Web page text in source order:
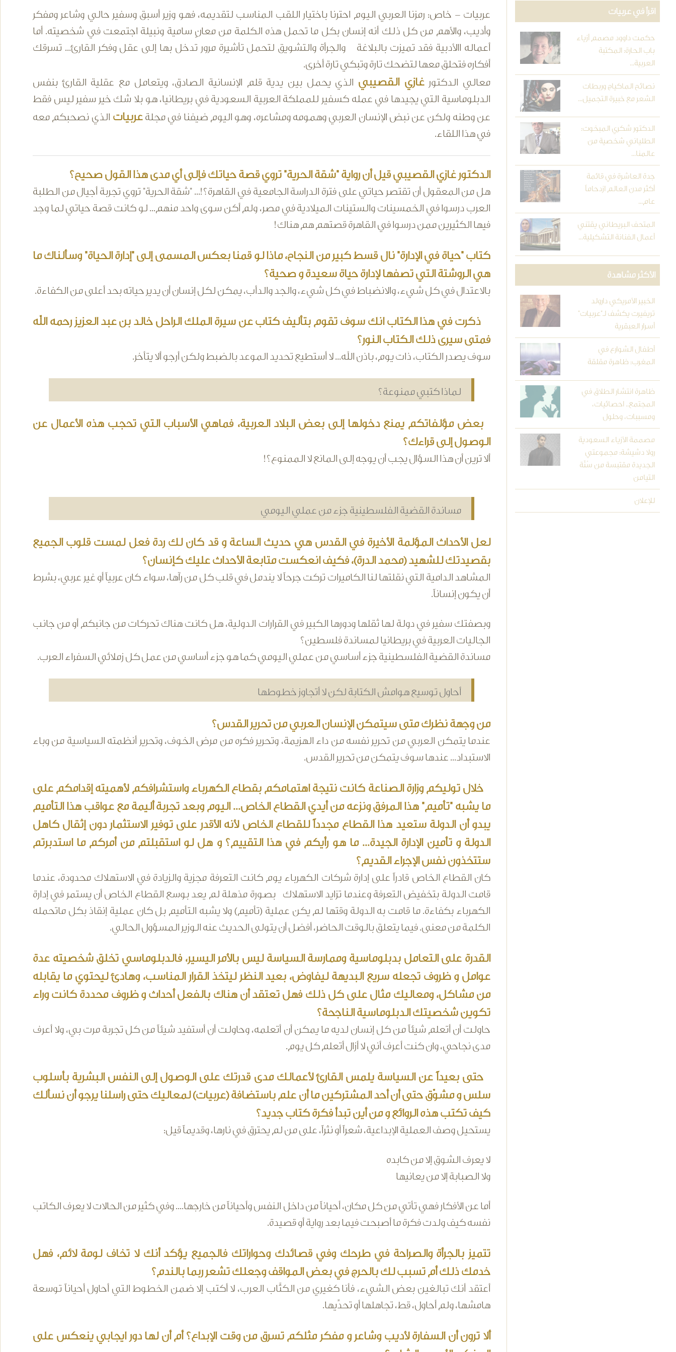
عربيات - خاص: رمزنا العربي اليوم احترنا باختيار اللقب المناسب لتقديمه، فهو وزير أسبق وسفير حالي وشاعر ومفكر
وأديب، والأهم من كل ذلك أنه إنسان بكل ما تحمل هذه الكلمة من معانٍ سامية ونبيلة اجتمعت في شخصيته. أما
أعماله االأدبية فقد تميزت بالبلاغة والجرأة والتشويق لتحمل تأشيرة مرور تدخل بها إلى عقل وفكر القارئ... تسرقك
أفكاره فتحلق معها لتضحك تارة وتبكي تارة أخرى.
معالي الدكتورغازي القصيبي الذي يحمل بين يدية قلم الإنسانية الصادق، ويتعامل مع عقلية القارئ بنفس
الدبلوماسية التي يجيدها في عمله كسفير للمملكة العربية السعودية في بريطانيا، هو بلا شك خير سفير ليس فقط
عن وطنه ولكن عن نبض الإنسان العربي وهمومه ومشاعره، وهو اليوم ضيفنا في مجلةعربيات الذي نصحبكم معه
في هذا اللقاء.
الدكتور غازي القصيبي قيل أن رواية "شقة الحرية" تروي قصة حياتك فإلى أي مدى هذا القول صحيح؟
هل من المعقول أن تقتصر حياتي على فترة الدراسة الجامعية في القاهرة؟!... "شقة الحرية" تروي تجربة أجيال من الطلبة
العرب درسوا في الخمسينات والستينات الميلادية في مصر، ولم أكن سوى واحد منهم... لو كانت قصة حياتي لما وجد
فيها الكثيرين ممن درسوا في القاهرة قصتهم هم هناك!
كتاب "حياة في الإدارة" نال قسط كبير من النجاح، ماذا لو قمنا بعكس المسمى إلى "إدارة الحياة" وسألناك ما
هي الروشتة التي تصفها لإدارة حياة سعيدة و صحية؟
بالاعتدال في كل شيء، والانضباط في كل شيء، والجد والدأب، يمكن لكل إنسان أن يدير حياته بحد أعلى من الكفاءة.
ذكرت في هذا الكتاب انك سوف تقوم بتأليف كتاب عن سيرة الملك الراحل خالد بن عبد العزيز رحمه الله
فمتى سيرى ذلك الكتاب النور؟
سوف يصدر الكتاب، ذات يوم، باذن الله... لا أستطيع تحديد الموعد بالضبط ولكن أرجو ألا يتأخر.
لماذا كتبي ممنوعة؟
بعض مؤلفاتكم يمنع دخولها إلى بعض البلاد العربية، فماهي الأسباب التي تحجب هذه الأعمال عن
الوصول إلى قراءك؟
ألا ترين أن هذا السؤال يجب أن يوجه إلى المانع لا الممنوع؟!
مساندة القضية الفلسطينية جزء من عملي اليومي
لعل الأحداث المؤلمة الأخيرة في القدس هي حديث الساعة و قد كان لك ردة فعل لمست قلوب الجميع
بقصيدتك للشهيد (محمد الدرة)، فكيف انعكست متابعة الأحداث عليك كإنسان؟
المشاهد الدامية التي نقلتها لنا الكاميرات تركت جرحاً لا يندمل في قلب كل من رآها، سواء كان عربياً أو غير عربي، بشرط
أن يكون إنساناً.
وبصفتك سفير في دولة لها ثقلها ودورها الكبير في القرارات الدولية، هل كانت هناك تحركات من جانبكم أو من جانب
الجاليات العربية في بريطانيا لمساندة فلسطين؟
مساندة القضية الفلسطينية جزء أساسي من عملي اليومي كما هو جزء أساسي من عمل كل زملائي السفراء العرب.
أحاول توسيع هوامش الكتابة لكن لا أتجاوز خطوطها
من وجهة نظرك متى سيتمكن الإنسان العربي من تحرير القدس؟
عندما يتمكن العربي من تحرير نفسه من داء الهزيمة، وتحرير فكره من مرض الخوف، وتحرير أنظمته السياسية من وباء
الاستبداد... عندها سوف يتمكن من تحرير القدس.
خلال توليكم وزارة الصناعة كانت نتيجة اهتمامكم بقطاع الكهرباء واستشرافكم لأهميته إقدامكم على
ما يشبه "تأميم" هذا المرفق ونزعه من أيدي القطاع الخاص... اليوم وبعد تجربة أليمة مع عواقب هذا التأميم
يبدو أن الدولة ستعيد هذا القطاع مجدداً للقطاع الخاص لأنه الأقدر على توفير الاستثمار دون إثقال كاهل
الدولة و تأمين الإدارة الجيدة... ما هو رأيكم في هذا التقييم؟ و هل لو استقبلتم من أمركم ما استدبرتم
ستتخذون نفس الإجراء القديم؟
كان القطاع الخاص قادراً على إدارة شركات الكهرباء يوم كانت التعرفة مجزية والزيادة في الاستهلاك محدودة، عندما
قامت الدولة بتخفيض التعرفة وعندما تزايد الاستهلاك بصورة مذهلة لم يعد بوسع القطاع الخاص أن يستمر في إدارة
الكهرباء بكفاءة. ما قامت به الدولة وقتها لم يكن عملية (تأميم) ولا يشبه التأميم بل كان عملية إنقاذ بكل ماتحمله
الكلمة من معنى. فيما يتعلق بالوقت الحاضر، أفضل أن يتولى الحديث عنه الوزير المسؤول الحالي.
القدرة على التعامل بدبلوماسية وممارسة السياسة ليس بالأمر اليسير، فالدبلوماسي تخلق شخصيته عدة
عوامل و ظروف تجعله سريع البديهة ليفاوض، بعيد النظر ليتخذ القرار المناسب، وهادئ ليحتوي ما يقابله
من مشاكل، ومعاليك مثال على كل ذلك فهل تعتقد أن هناك بالفعل أحداث و ظروف محددة كانت وراء
تكوين شخصيتك الدبلوماسية الناجحة؟
حاولت أن أتعلم شيئاً من كل إنسان لديه ما يمكن أن أتعلمه، وحاولت أن أستفيد شيئاً من كل تجربة مرت بي، ولا أعرف
مدى نجاحي، وان كنت أعرف أني لا أزال أتعلم كل يوم.
حتى بعيداً عن السياسة يلمس القارئ لأعمالك مدى قدرتك على الوصول إلى النفس البشرية بأسلوب
سلس و مشوّق حتى أن أحد المشتركين ما أن علم باستضافة (عربيات) لمعاليك حتى راسلنا يرجو أن نسألك
كيف تكتب هذه الروائع و من أين تبدأ فكرة كتاب جديد؟
يستحيل وصف العملية الإبداعية، شعراً أو نثراً، على من لم يحترق في نارها، وقديماً قيل:
لا يعرف الشوق إلا من كابده
ولا الصبابة إلا من يعانيها
أما عن الأفكار فهي تأتي من كل مكان، أحياناً من داخل النفس وأحياناً من خارجها.... وفي كثير من الحالات لا يعرف الكاتب
نفسه كيف ولدت فكرة ما أصبحت فيما بعد رواية أو قصيدة.
تتميز بالجرأة والصراحة في طرحك وفي قصائدك وحواراتك فالجميع يؤكد أنك لا تخاف لومة لائم، فهل
خدمك ذلك أم تسبب لك بالحرج في بعض المواقف وجعلك تشعر ربما بالندم؟
أعتقد أنك تبالغين بعض الشيء، فأنا كغيري من الكتَّاب العرب، لا أكتب إلا ضمن الخطوط التي أحاول أحياناً توسعة
هامشها، ولم أحاول، قط، تجاهلها أو تحدِّيها.
ألا ترون أن السفارة لأديب وشاعر و مفكر مثلكم تسرق من وقت الإبداع؟ أم أن لها دور ايجابي ينعكس على
اقرأ في عربيات
حكمت داوود مصمم أزياء
باب الحارة: المكتبة
العربية...
نصائح الماكياج وربطات
الشعر مع خبيرة التجميل...
الدكتور شكري المبخوت:
الطلياني شخصية من
عالمنا...
جدة العاشرة في قائمة
أكثر مدن العالم ازدحاماً
عام...
المتحف البريطاني يقتني
أعمال الفنانة التشكيلية...
الأكثر مشاهدة
الخبير الأمريكي دارولد
تريفيرت يكشف لـ"عربيات"
أسرار العبقرية
أطفال الشوارع في
المغرب: ظاهرة مقلقة
ظاهرة انتشار الطلاق في
المجتمع.. احصائيات،
ومسببات، وحلول
مصممة الأزياء السعودية
رولا دشيشة: مجموعتي
الجديدة مقتبسة من سُنَّة
التيامن
للإعلان